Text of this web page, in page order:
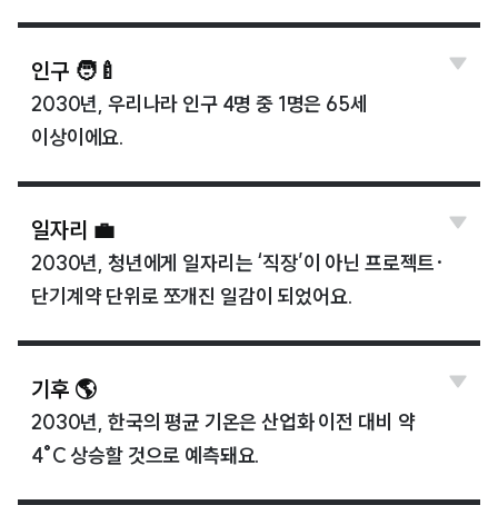
인구 🧑‍🍼
2030년, 우리나라 인구 4명 중 1명은 65세
이상이에요.
일자리 💼
2030년, 청년에게 일자리는 ‘직장’이 아닌 프로젝트·
단기계약 단위로 쪼개진 일감이 되었어요.
기후 🌎
2030년, 한국의 평균 기온은 산업화 이전 대비 약
4°C 상승할 것으로 예측돼요.